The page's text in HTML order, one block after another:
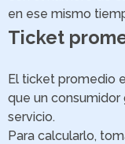
en ese mismo
Ticket
El ticket promedio
que un consumidor
servicio.
Para calcularlo,